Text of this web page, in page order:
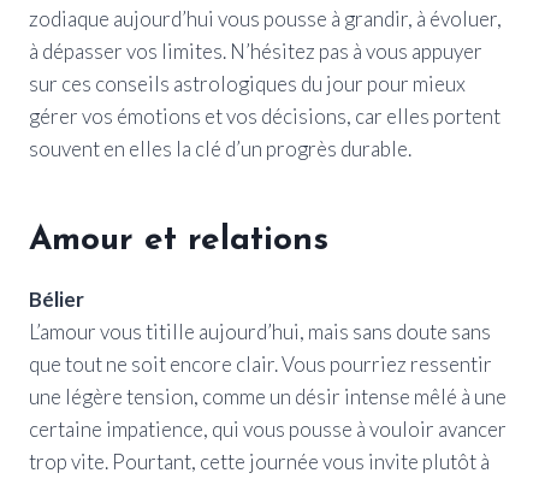
zodiaque aujourd’hui vous pousse à grandir, à évoluer,
à dépasser vos limites. N’hésitez pas à vous appuyer
sur ces conseils astrologiques du jour pour mieux
gérer vos émotions et vos décisions, car elles portent
souvent en elles la clé d’un progrès durable.
Amour et relations
Bélier
L’amour vous titille aujourd’hui, mais sans doute sans
que tout ne soit encore clair. Vous pourriez ressentir
une légère tension, comme un désir intense mêlé à une
certaine impatience, qui vous pousse à vouloir avancer
trop vite. Pourtant, cette journée vous invite plutôt à